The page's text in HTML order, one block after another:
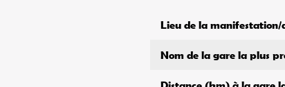
Lieu de la manifestation/
Nom de la gare la plus